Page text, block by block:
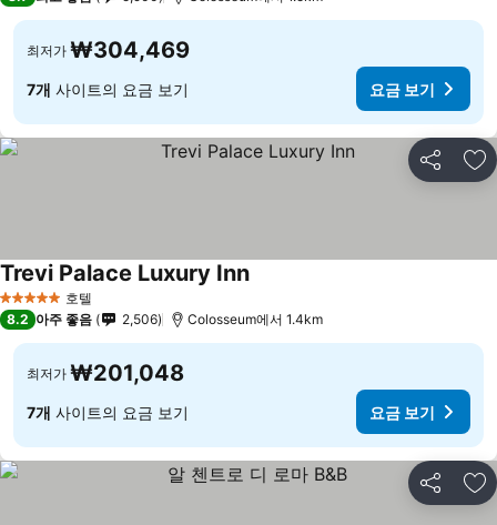
최저가 ₩304,469
7개 사이트의 요금 보기 요금 보기
공유 즐
5 성급 호텔
Trevi Palace Luxury Inn
8.2 아주 좋음 2,506 Colosseum에서 1.4km
최저가 ₩201,048
7개 사이트의 요금 보기 요금 보기
공유 즐